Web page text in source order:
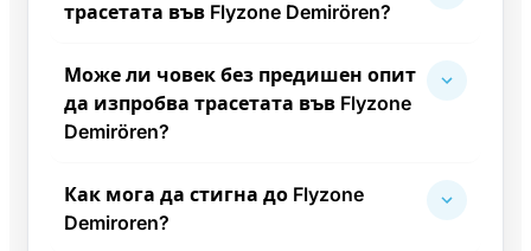
трасетата във Flyzone Demirören?
Може ли човек без предишен опит
да изпробва трасетата във Flyzone
Demirören?
Как мога да стигна до Flyzone
Demiroren?